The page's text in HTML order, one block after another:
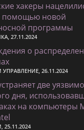
хакеры
помощью новой
программы
27.11.2024
о
26.11.2024
две
дня,
на компьютеры